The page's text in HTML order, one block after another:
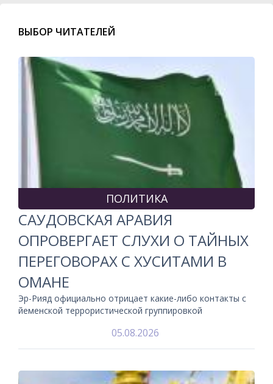
ВЫБОР ЧИТАТЕЛЕЙ
ПОЛИТИКА
САУДОВСКАЯ АРАВИЯ
ОПРОВЕРГАЕТ СЛУХИ О ТАЙНЫХ
ПЕРЕГОВОРАХ С ХУСИТАМИ В
ОМАНЕ
Эр-Рияд официально отрицает какие-либо контакты с
йеменской террористической группировкой
05.08.2026